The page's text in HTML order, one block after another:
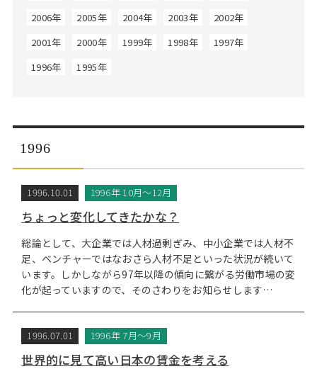
2006年
2005年 2004年 2003年
2002年
2001年
2000年 1999年 1998年
1997年
1996年
1995年
1996
1996.10.01 1996年 10月～12月
ちょっと変化してきたかな？
総論として、大企業では人材過剰ぎみ、中小企業では人材不
足、ベンチャーではなおさら人材不足といった状況が続いて
います。しかしながら97年以降の傾向に繋がる労働市場の変
化が起っていますので、そのさわりをお知らせします…
1996.07.01 1996年 7月～9月
世界的に見て高い日本の賃金を考える